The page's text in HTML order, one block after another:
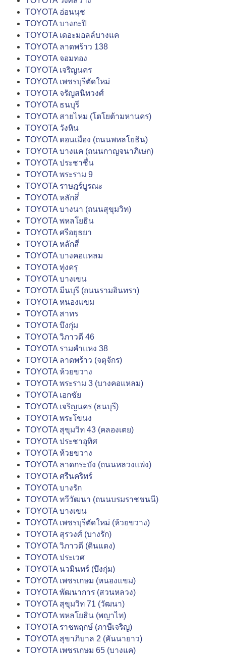
TOYOTA อ่อนนุช
TOYOTA บางกะปิ
TOYOTA เดอะมอลล์บางแค
TOYOTA ลาดพร้าว 138
TOYOTA จอมทอง
TOYOTA เจริญนคร
TOYOTA เพชรบุรีตัดใหม่
TOYOTA จรัญสนิทวงศ์
TOYOTA ธนบุรี
TOYOTA สายไหม (โตโยต้ามหานคร)
TOYOTA วังหิน
TOYOTA ดอนเมือง (ถนนพหลโยธิน)
TOYOTA บางแค (ถนนกาญจนาภิเษก)
TOYOTA ประชาชื่น
TOYOTA พระราม 9
TOYOTA ราษฎร์บูรณะ
TOYOTA หลักสี่
TOYOTA บางนา (ถนนสุขุมวิท)
TOYOTA พหลโยธิน
TOYOTA ศรีอยุธยา
TOYOTA หลักสี่
TOYOTA บางคอแหลม
TOYOTA ทุ่งครุ
TOYOTA บางเขน
TOYOTA มีนบุรี (ถนนรามอินทรา)
TOYOTA หนองแขม
TOYOTA สาทร
TOYOTA บึงกุ่ม
TOYOTA วิภาวดี 46
TOYOTA รามคำแหง 38
TOYOTA ลาดพร้าว (จตุจักร)
TOYOTA ห้วยขวาง
TOYOTA พระราม 3 (บางคอแหลม)
TOYOTA เอกชัย
TOYOTA เจริญนคร (ธนบุรี)
TOYOTA พระโขนง
TOYOTA สุขุมวิท 43 (คลองเตย)
TOYOTA ประชาอุทิศ
TOYOTA ห้วยขวาง
TOYOTA ลาดกระบัง (ถนนหลวงแพ่ง)
TOYOTA ศรีนคริทร์
TOYOTA บางรัก
TOYOTA ทวีวัฒนา (ถนนบรมราชชนนี)
TOYOTA บางเขน
TOYOTA เพชรบุรีตัดใหม่ (ห้วยขวาง)
TOYOTA สุรวงศ์ (บางรัก)
TOYOTA วิภาวดี (ดินแดง)
TOYOTA ประเวศ
TOYOTA นวมินทร์ (บึงกุ่ม)
TOYOTA เพชรเกษม (หนองแขม)
TOYOTA พัฒนาการ (สวนหลวง)
TOYOTA สุขุมวิท 71 (วัฒนา)
TOYOTA พหลโยธิน (พญาไท)
TOYOTA ราชพฤกษ์ (ภาษีเจริญ)
TOYOTA สุขาภิบาล 2 (คันนายาว)
TOYOTA เพชรเกษม 65 (บางแค)